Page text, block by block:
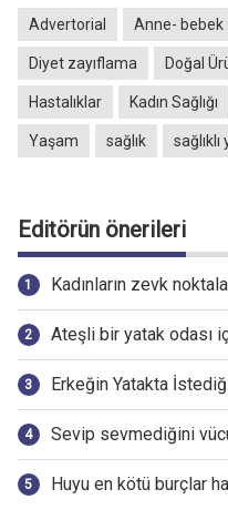
Advertorial Anne- bebek
Diyet zayıflama Doğal
Hastalıklar Kadın Sağlığı
Yaşam sağlık
Editörün önerileri
Kadınların zevk
Ateşli bir yatak odası
Erkeğin Yatakta
Sevip sevmediğini
Huyu en kötü burçlar